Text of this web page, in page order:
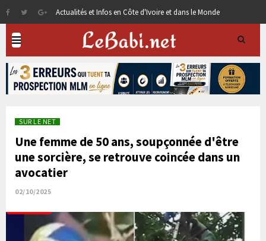
Actualités et Infos en Côte d'Ivoire et dans le Monde
SUR LE NET
Une femme de 50 ans, soupçonnée d'être
une sorcière, se retrouve coincée dans un
avocatier
02/10/2025